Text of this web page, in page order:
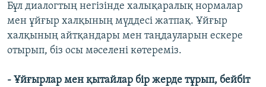
Бұл диалогтың негізінде халықаралық нормалар
мен ұйғыр халқының мүддесі жатпақ. Ұйғыр
халқының айтқандары мен таңдауларын ескере
отырып, біз осы мәселені көтереміз.
- Ұйғырлар мен қытайлар бір жерде тұрып, бейбіт